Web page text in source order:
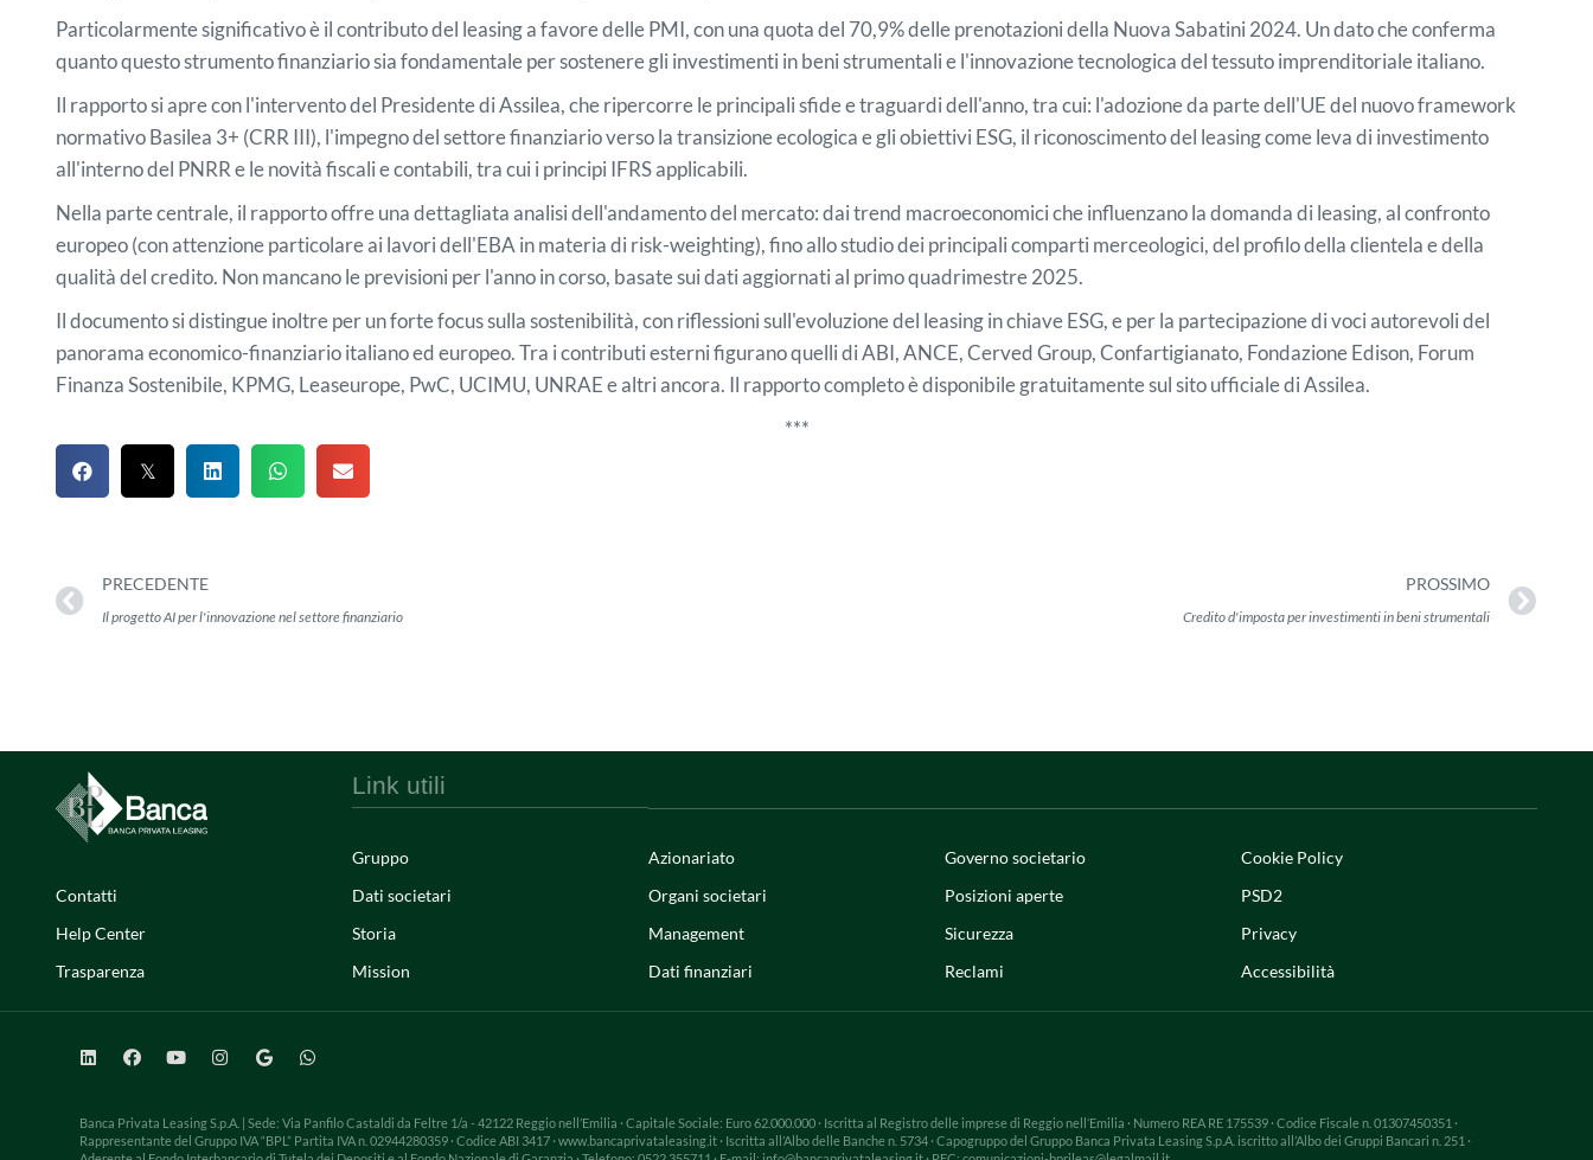
Particolarmente significativo è il contributo del leasing a favore delle PMI, con una quota del 70,9% delle prenotazioni della Nuova Sabatini 2024. Un dato che conferma
quanto questo strumento finanziario sia fondamentale per sostenere gli investimenti in beni strumentali e l'innovazione tecnologica del tessuto imprenditoriale italiano.
Il rapporto si apre con l'intervento del Presidente di Assilea, che ripercorre le principali sfide e traguardi dell'anno, tra cui: l'adozione da parte dell'UE del nuovo framework
normativo Basilea 3+ (CRR III), l'impegno del settore finanziario verso la transizione ecologica e gli obiettivi ESG, il riconoscimento del leasing come leva di investimento
all'interno del PNRR e le novità fiscali e contabili, tra cui i principi IFRS applicabili.
Nella parte centrale, il rapporto offre una dettagliata analisi dell'andamento del mercato: dai trend macroeconomici che influenzano la domanda di leasing, al confronto
europeo (con attenzione particolare ai lavori dell'EBA in materia di risk-weighting), fino allo studio dei principali comparti merceologici, del profilo della clientela e della
qualità del credito. Non mancano le previsioni per l'anno in corso, basate sui dati aggiornati al primo quadrimestre 2025.
Il documento si distingue inoltre per un forte focus sulla sostenibilità, con riflessioni sull'evoluzione del leasing in chiave ESG, e per la partecipazione di voci autorevoli del
panorama economico-finanziario italiano ed europeo. Tra i contributi esterni figurano quelli di ABI, ANCE, Cerved Group, Confartigianato, Fondazione Edison, Forum
Finanza Sostenibile, KPMG, Leaseurope, PwC, UCIMU, UNRAE e altri ancora. Il rapporto completo è disponibile gratuitamente sul sito ufficiale di Assilea.
***
PRECEDENTE
Il progetto AI per l'innovazione nel settore finanziario
PROSSIMO
Credito d'imposta per investimenti in beni strumentali
Contatti
Help Center
Trasparenza
Link utili
Gruppo
Dati societari
Storia
Mission
Azionariato
Organi societari
Management
Dati finanziari
Governo societario
Posizioni aperte
Sicurezza
Reclami
Cookie Policy
PSD2
Privacy
Accessibilità
Banca Privata Leasing S.p.A. | Sede: Via Panfilo Castaldi da Feltre 1/a - 42122 Reggio nell’Emilia · Capitale Sociale: Euro 62.000.000 · Iscritta al Registro delle imprese di Reggio nell’Emilia · Numero REA RE 175539 · Codice Fiscale n. 01307450351 ·
Rappresentante del Gruppo IVA “BPL” Partita IVA n. 02944280359 · Codice ABI 3417 · www.bancaprivataleasing.it · Iscritta all’Albo delle Banche n. 5734 · Capogruppo del Gruppo Banca Privata Leasing S.p.A. iscritto all’Albo dei Gruppi Bancari n. 251 ·